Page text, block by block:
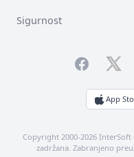
Sigurnost
Facebook
App
Copyright 2000-2026 InterSoft
zadržana. Zabranjeno